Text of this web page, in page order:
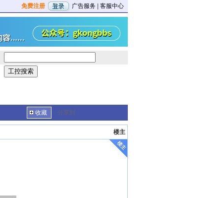
免费注册 广告服务 客服中心
收藏 分享到
楼主